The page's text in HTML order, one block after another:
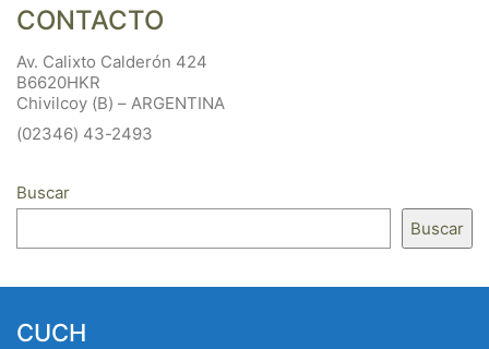
CONTACTO
Av. Calixto Calderón 424
B6620HKR
Chivilcoy (B) – ARGENTINA
(02346) 43-2493
Buscar
Buscar
CUCH